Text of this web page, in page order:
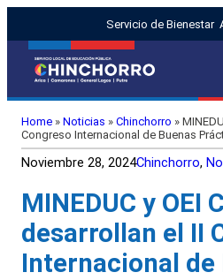
Servicio de Bienestar
Home » Noticias » Chinchorro »
Congreso Internacional de Buenas
Noviembre 28, 2024Chinchorro,
MINEDUC y OEI
desarrollan el II
Internacional de